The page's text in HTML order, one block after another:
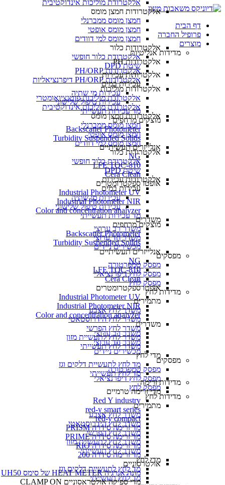
דף הבית
פרופיל החברה
מוצרים
מדידות אנליטיות
אלקטרודות PH
אלקטרודות PH/ORP
אלקטרודות PH/ORP דיפרנציאליות
אלקטרודות מוליכות
אלקטרודת מוליכות פוטנציואומטרי
אלקטרודת מוליכות אינדוקטיבית
אלקטרודות חמצן מומס
חמצן מומס ממברנלי
חמצן מומס אופטי
חמצן מומס למי דוודים
אלקטרודות כלור
אלקטרודת כלור חופשי
שיטת DPD
אלקטרודות עכירות
עכירות במים
עכירות מי שתיה
עכירות טיפול שלישוני
מד עכירות תעשייתי
מוצקים מרחפים
Backscatter Photometer
Turbidity Suspended Solids
אנלייזרים תעשיתיים
NG
LFE TOC-810
Cera Clean​
אופטו ספקטרומטרים
Industrial Photometer UV
Industrial Photometer NIR
Color and concentration analyzer
משדרים
משדר רב ערוצי
משדר חד ערוצי
מכשירים ניידים
מפסקים
מפסק טמפרטורה
מפסק לחץ דיפרנציאלי
מפסק לחץ
מדידות לחץ
מתמירים
משדר לחץ אצבע
משדר לחץ הידרוסטאטי
משדר לחץ הפרשי
משדר לחץ לתעשיית מזון
משדר לחץ תעשייתי
מדי לחץ
מד לחץ לתעשיית דלקים וגז
מד לחץ תעשייתי
אלקטרודת מוליכות אינדוקטיבית
אלקטרודות חמצן מומס
חמצן מומס ממברנלי
חמצן מומס אופטי
חמצן מומס למי דוודים
אלקטרודות כלור
אלקטרודת כלור חופשי
שיטת DPD
אלקטרודות עכירות
עכירות במים
עכירות מי שתיה
עכירות טיפול שלישוני
מד עכירות תעשייתי
מוצקים מרחפים
Backscatter Photometer
Turbidity Suspended Solids
אנלייזרים תעשיתיים
NG
LFE TOC-810
Cera Clean​
אופטו ספקטרומטרים
Industrial Photometer UV
Industrial Photometer NIR
Color and concentration analyzer
משדרים
משדר רב ערוצי
משדר חד ערוצי
מכשירים ניידים
מפסקים
מפסק טמפרטורה
מפסק לחץ דיפרנציאלי
מפסק לחץ
מדידות לחץ
מתמירים
משדר לחץ אצבע
משדר לחץ הידרוסטאטי
משדר לחץ הפרשי
משדר לחץ לתעשיית מזון
משדר לחץ תעשייתי
מדי לחץ
מד לחץ לתעשיית דלקים וגז
מד לחץ תעשייתי
מדידות זרימה
מדי זרימה טרמיים
Red Y industry
red-y smart series
red-y compact
מד זרימה סידרה PRISM
מד זרימה סידרה PRIME
מד זרימה סידרה RIO
מד זרימה סידרה 200
אולטרסוניים
מונה אנרגיה HEAT METER של סימס UH50
מדי ספיקה אולטראסוניים CLAMP ON